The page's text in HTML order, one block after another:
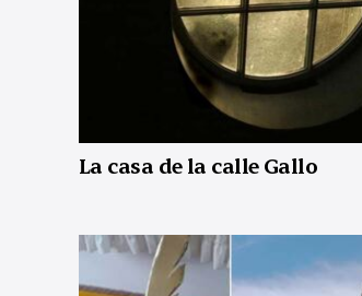
La casa de la calle Gallo